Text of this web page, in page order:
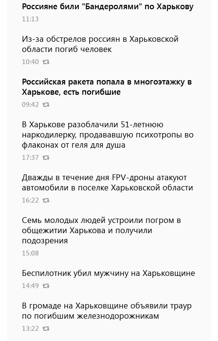
Россияне били "Бандеролями" по Харькову
11:13
Из-за обстрелов россиян в Харьковской
области погиб человек
10:40
Российская ракета попала в многоэтажку в
Харькове, есть погибшие
09:42
В Харькове разоблачили 51-летнюю
наркодилерку, продававшую психотропы во
флаконах от геля для душа
17:37
Дважды в течение дня FPV-дроны атакуют
автомобили в поселке Харьковской области
16:22
Семь молодых людей устроили погром в
общежитии Харькова и получили
подозрения
15:08
Беспилотник убил мужчину на Харьковщине
14:49
В громаде на Харьковщине объявили траур
по погибшим железнодорожникам
13:22